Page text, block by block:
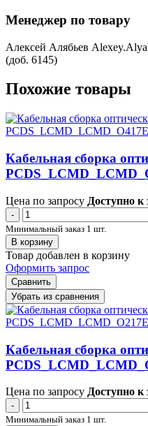
Менеджер по товару
Алексей Алябьев
(доб. 6145)
Похожие товары
Кабельная сборка
Цена по запросу Доступно к
-
Минимальный заказ 1 шт.
В корзину
Товар добавлен в корзину
Оформить запрос
Сравнить
Убрать из сравнения
Кабельная сборка
Цена по запросу Доступно к
-
Минимальный заказ 1 шт.